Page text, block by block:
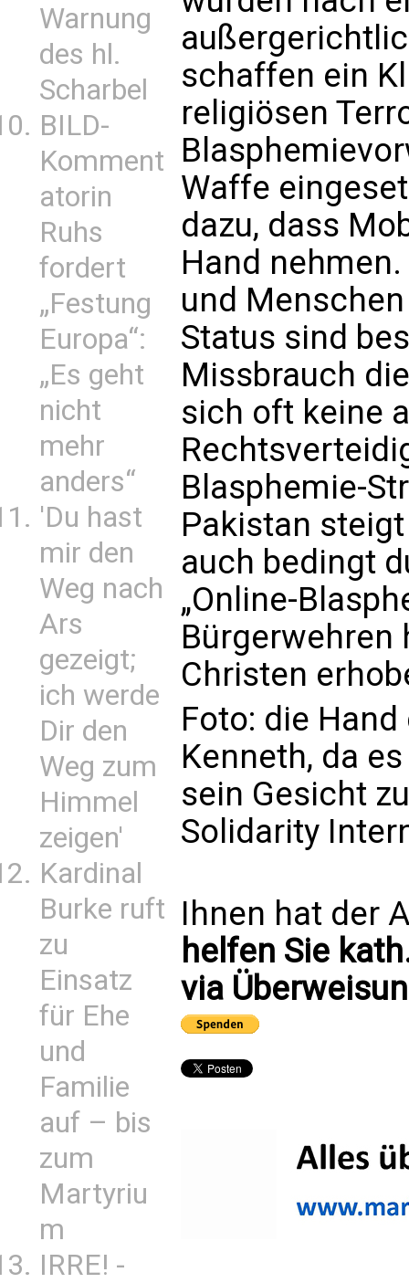
Warnung
des hl.
Scharbel
BILD-
Komment
atorin
Ruhs
fordert
„Festung
Europa“:
„Es geht
nicht
mehr
anders“
'Du hast
mir den
Weg nach
Ars
gezeigt;
ich werde
Dir den
Weg zum
Himmel
zeigen'
Kardinal
Burke ruft
zu
Einsatz
für Ehe
und
Familie
auf – bis
zum
Martyriu
m
IRRE! -
schaffen ein
religiösen
Waffe
dazu, dass
Hand
und
Status sind
Missbrauch
sich oft keine
Blasphemie-
Pakistan
auch bedingt
„Online-
Bürgerwehren
Christen
Foto: die
Kenneth, da
sein Gesicht
Solidarity
Ihnen hat der
helfen Sie
via